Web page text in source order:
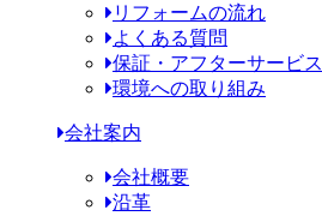
リフォームの流れ
よくある質問
保証・アフターサービス
環境への取り組み
会社案内
会社概要
沿革